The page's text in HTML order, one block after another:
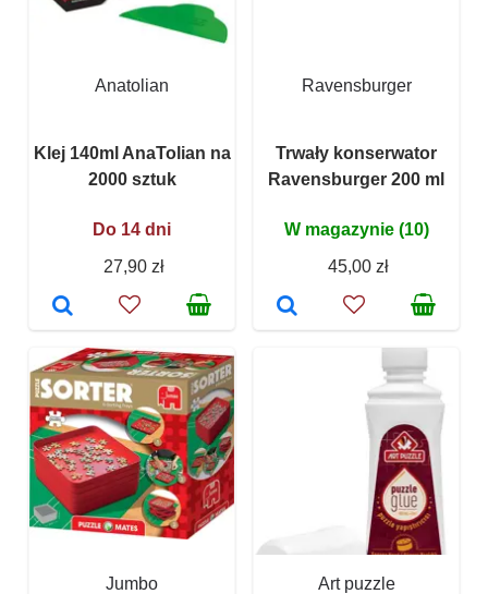
Anatolian
Klej 140ml AnaTolian na
2000 sztuk
Do 14 dni
27,90 zł
Ravensburger
Trwały konserwator
Ravensburger 200 ml
W magazynie (10)
45,00 zł
Jumbo Art puzzle